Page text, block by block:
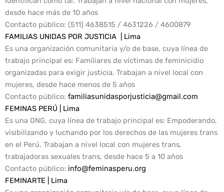
desde hace más de 10 años
Contacto público: (511) 4638515 / 4631226 / 4600879
FAMILIAS UNIDAS POR JUSTICIA | Lima
Es una organización comunitaria y/o de base, cuya línea de
trabajo principal es: Familiares de víctimas de feminicidio
organizadas para exigir justicia. Trabajan a nivel local con
mujeres, desde hace menos de 5 años
Contacto público: familiasunidasporjusticia@gmail.com
FEMINAS PERÚ | Lima
Es una ONG, cuya línea de trabajo principal es: Empoderando,
visibilizando y luchando por los derechos de las mujeres trans
en el Perú. Trabajan a nivel local con mujeres trans,
trabajadoras sexuales trans, desde hace 5 a 10 años
Contacto público: info@feminasperu.org
FEMINARTE | Lima